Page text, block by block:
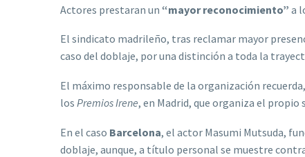
Actores prestaran un “mayor reconocimiento” a
El sindicato madrileño, tras reclamar mayor
caso del doblaje, por una distinción a toda la
El máximo responsable de la organización
los Premios Irene, en Madrid, que organiza el propio
En el caso Barcelona, el actor Masumi Mutsuda,
doblaje, aunque, a título personal se muestre